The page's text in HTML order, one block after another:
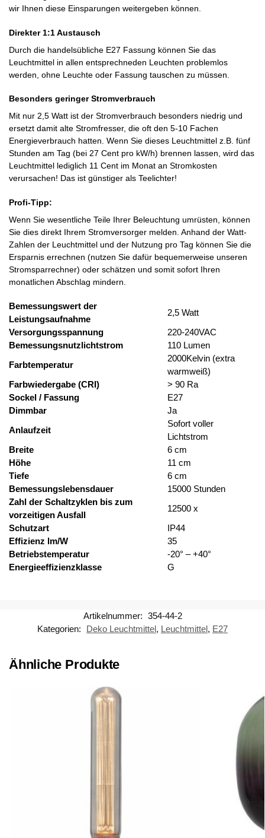
wir Ihnen diese Einsparungen weitergeben können.
Direkter 1:1 Austausch
Durch die handelsübliche E27 Fassung können Sie das
Leuchtmittel in allen entsprechneden Leuchten problemlos
werden, ohne Leuchte oder Fassung tauschen zu müssen.
Besonders geringer Stromverbrauch
Mit nur 2,5 Watt ist der Stromverbrauch besonders niedrig und
ersetzt damit alte Stromfresser, die oft den 5-10 Fachen
Energieverbrauch hatten. Wenn Sie dieses Leuchtmittel z.B. fünf
Stunden am Tag (bei 27 Cent pro kW/h) brennen lassen, wird das
Leuchtmittel lediglich 11 Cent im Monat an Stromkosten
verursachen! Das ist günstiger als Teelichter!
Profi-Tipp:
Wenn Sie wesentliche Teile Ihrer Beleuchtung umrüsten, können
Sie dies direkt Ihrem Stromversorger melden. Anhand der Watt-
Zahlen der Leuchtmittel und der Nutzung pro Tag können Sie die
Ersparnis errechnen (nutzen Sie dafür bequemerweise unseren
Stromsparrechner) oder schätzen und somit sofort Ihren
monatlichen Abschlag mindern.
Bemessungswert der
Leistungsaufnahme
2,5 Watt
Versorgungsspannung
220-240VAC
Bemessungsnutzlichtstrom
110 Lumen
Farbtemperatur
2000Kelvin (extra
warmweiß)
Farbwiedergabe (CRI)
> 90 Ra
Sockel / Fassung
E27
Dimmbar
Ja
Anlaufzeit
Sofort voller
Lichtstrom
Breite
6 cm
Höhe
11 cm
Tiefe
6 cm
Bemessungslebensdauer
15000 Stunden
Zahl der Schaltzyklen bis zum
vorzeitigen Ausfall
12500 x
Schutzart
IP44
Effizienz lm/W
35
Betriebstemperatur
-20° – +40°
Energieeffizienzklasse
G
Artikelnummer: 354-44-2
Kategorien:
Deko Leuchtmittel, Leuchtmittel, E27
Ähnliche Produkte